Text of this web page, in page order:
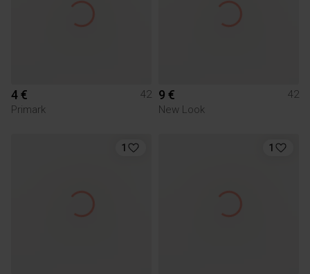
4 €
42
Primark
9 €
42
New Look
1 1